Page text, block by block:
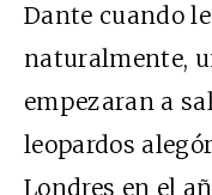
Dante cuando
naturalmente,
empezaran a
leopardos
Londres en el